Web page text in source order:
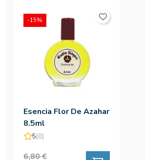
Esencia Flor De Azahar
8.5ml
5(0)
6,80 €
-15%